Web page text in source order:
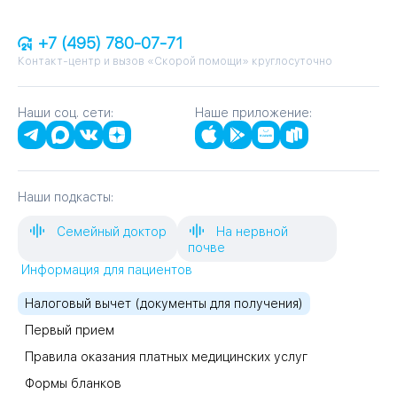
+7 (495) 780-07-71
Контакт-центр и вызов «Скорой помощи» круглосуточно
Наши соц. сети: Наше приложение:
Наши подкасты:
Семейный доктор
На нервной
почве
Информация для пациентов
Налоговый вычет (документы для получения)
Первый прием
Правила оказания платных медицинских услуг
Формы бланков